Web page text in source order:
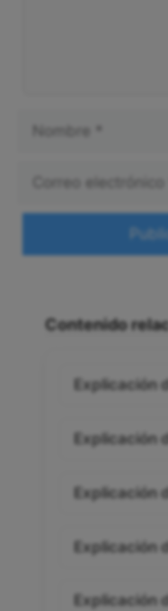
Contenido
Explicación
Explicación
Explicación
Explicación
Explicación